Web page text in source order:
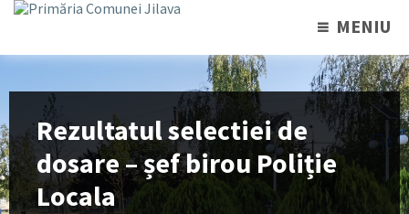
MENIU
Rezultatul selectiei de
dosare – șef birou Poliție
Locala